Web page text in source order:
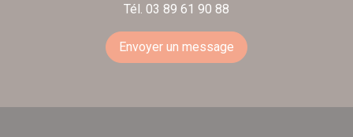
Tél. 03 89 61 90 88
Envoyer un message